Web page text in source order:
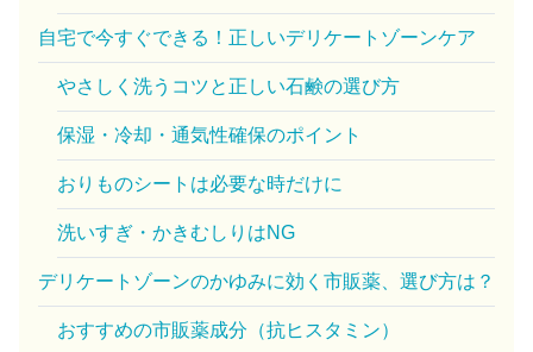
自宅で今すぐできる！正しいデリケートゾーンケア
やさしく洗うコツと正しい石鹸の選び方
保湿・冷却・通気性確保のポイント
おりものシートは必要な時だけに
洗いすぎ・かきむしりはNG
デリケートゾーンのかゆみに効く市販薬、選び方は？
おすすめの市販薬成分（抗ヒスタミン）